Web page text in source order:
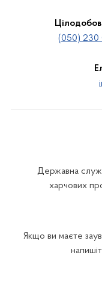
(050) 230
Державна
харчових
Якщо ви маєте